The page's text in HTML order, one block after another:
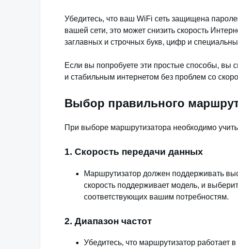
Убедитесь, что ваш WiFi сеть защищена
вашей сети, это может снизить скорость
заглавных и строчных букв, цифр и
Если вы попробуете эти простые способы, вы
и стабильным интернетом без проблем со
Выбор правильного
При выборе маршрутизатора необходимо
1. Скорость передачи данных
Маршрутизатор должен поддерживать
скорость поддерживает модель, и
соответствующих вашим потребностям.
2. Диапазон частот
Убедитесь, что маршрутизатор работает